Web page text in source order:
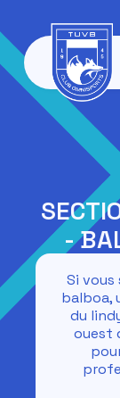
-
Si
balboa,
du
ouest